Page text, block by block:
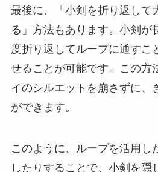
最後に、「小剣を折り返して
る」方法もあります。小剣が
度折り返してループに通すこ
せることが可能です。この方
イのシルエットを崩さずに、
ができます。
このように、ループを活用し
したりすることで、小剣を隠